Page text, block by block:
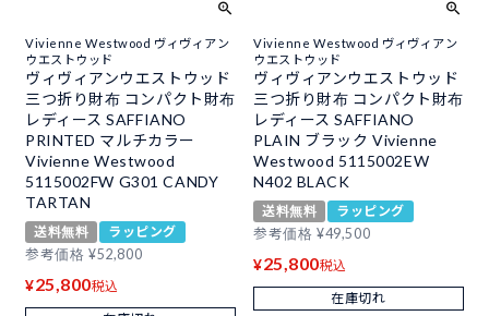
Vivienne Westwood ヴィヴィアン
ウエストウッド
ヴィヴィアンウエストウッド
三つ折り財布 コンパクト財布
レディース SAFFIANO
PRINTED マルチカラー
Vivienne Westwood
5115002FW G301 CANDY
TARTAN
送料無料
ラッピング
参考価格 ¥52,800
¥25,800税込
Vivienne Westwood ヴィヴィアン
ウエストウッド
ヴィヴィアンウエストウッド
三つ折り財布 コンパクト財布
レディース SAFFIANO
PLAIN ブラック Vivienne
Westwood 5115002EW
N402 BLACK
送料無料
ラッピング
参考価格 ¥49,500
¥25,800税込
在庫切れ